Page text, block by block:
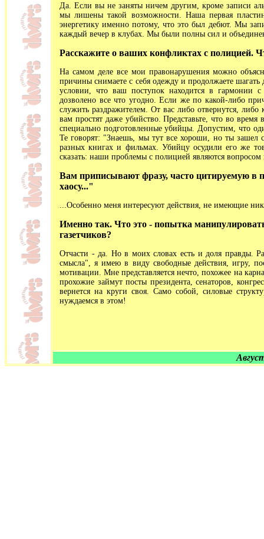
Да. Если вы не заняты ничем другим, кроме записи
мы лишены такой возможности. Наша первая
энергетику именно потому, что это был дебют. Мы
каждый вечер в клубах. Мы были полны сил и
Расскажите о ваших конфликтах с полицией.
На самом деле все мои правонарушения можно
причины снимаете с себя одежду и продолжаете
условии, что ваш поступок находится в гармонии
дозволено все что угодно. Если же по какой-либо
служить раздражителем. От вас либо отвернутся,
вам простят даже убийство. Представьте, что во
специально подготовленные убийцы. Допустим, что
Те говорят: "Знаешь, мы тут все хороши, но ты зашел
разных книгах и фильмах. Убийцу осудили его же
сказать: наши проблемы с полицией являются вопросом
Вам приписывают фразу, часто цитируемую в
хаосу..."
...Особенно меня интересуют действия, не имеющие
Именно так. Что это - попытка
газетчиков?
Отчасти - да. Но в моих словах есть и доля правды.
смысла", я имею в виду свободные действия, игру,
мотивации. Мне представляется нечто, похожее на
прохожие займут посты президента, сенаторов,
вернется на круги своя. Само собой, силовые
нуждаемся в этом!